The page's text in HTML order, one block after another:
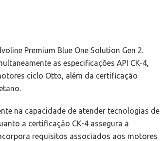
Premium Blue One Solution Gen 2.
as especificações API CK-4,
ciclo Otto, além da certificação
na capacidade de atender tecnologias de
a certificação CK-4 assegura a
requisitos associados aos motores